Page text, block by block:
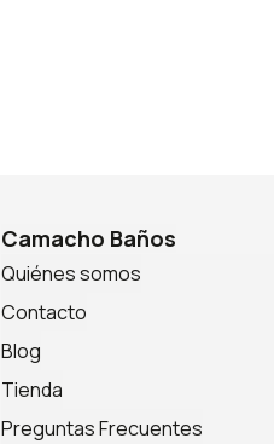
Camacho Baños
Quiénes somos
Contacto
Blog
Tienda
Preguntas Frecuentes